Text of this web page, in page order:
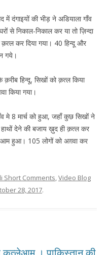
में दंगाइयों की भीड़ ने अडियाला गाँव
से निकाल-निकाल कर या तो ज़िन्दा
क़त्ल कर दिया गया। 40 हिन्दू और
गये।
हिन्दू, सिखों को क़त्ल किया
किया गया।
मे 8 मार्च को हुआ, जहाँ कुछ सिखों ने
देने की बजाय ख़ुद ही क़त्ल कर
हुआ। 105 लोगों को अग़वा कर
Short Comments,Video Blog
28, 2017.